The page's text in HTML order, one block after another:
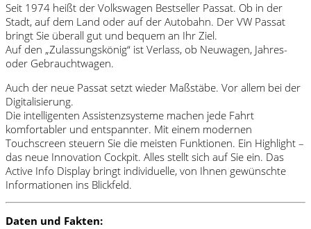
Seit 1974 heißt der Volkswagen Bestseller Passat. Ob in der
Stadt, auf dem Land oder auf der Autobahn. Der VW Passat
bringt Sie überall gut und bequem an Ihr Ziel.
Auf den „Zulassungskönig“ ist Verlass, ob Neuwagen, Jahres-
oder Gebrauchtwagen.
Auch der neue Passat setzt wieder Maßstäbe. Vor allem bei der
Digitalisierung.
Die intelligenten Assistenzsysteme machen jede Fahrt
komfortabler und entspannter. Mit einem modernen
Touchscreen steuern Sie die meisten Funktionen. Ein Highlight –
das neue Innovation Cockpit. Alles stellt sich auf Sie ein. Das
Active Info Display bringt individuelle, von Ihnen gewünschte
Informationen ins Blickfeld.
Daten und Fakten: